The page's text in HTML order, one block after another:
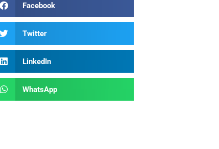
Facebook
Twitter
LinkedIn
WhatsApp